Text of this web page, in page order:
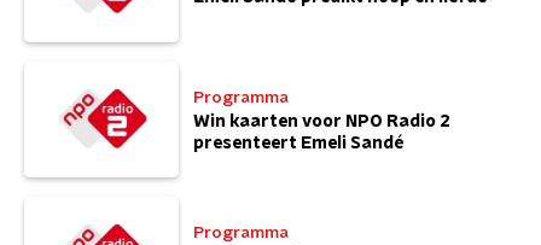
Programma
Win kaarten voor NPO Radio 2
presenteert Emeli Sandé
Programma